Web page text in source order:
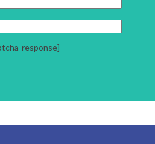
orientação de jovens e